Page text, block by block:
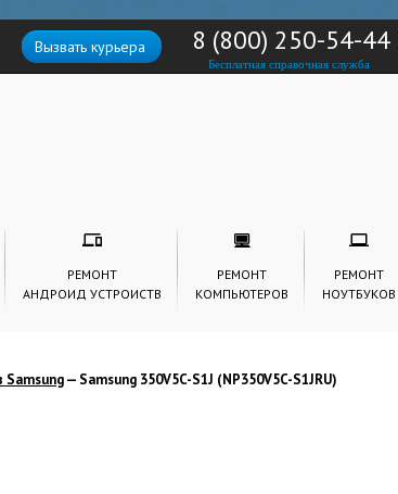
8 (800) 250-54-44
Бесплатная справочная служба
Вызвать курьера
РЕМОНТ
АНДРОИД УСТРОИСТВ
РЕМОНТ
КОМПЬЮТЕРОВ
РЕМОНТ
НОУТБУКОВ
— Samsung 350V5C-S1J (NP350V5C-S1JRU)